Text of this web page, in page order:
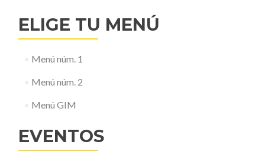
ELIGE TU MENÚ
Menú núm. 1
Menú núm. 2
Menú GIM
EVENTOS